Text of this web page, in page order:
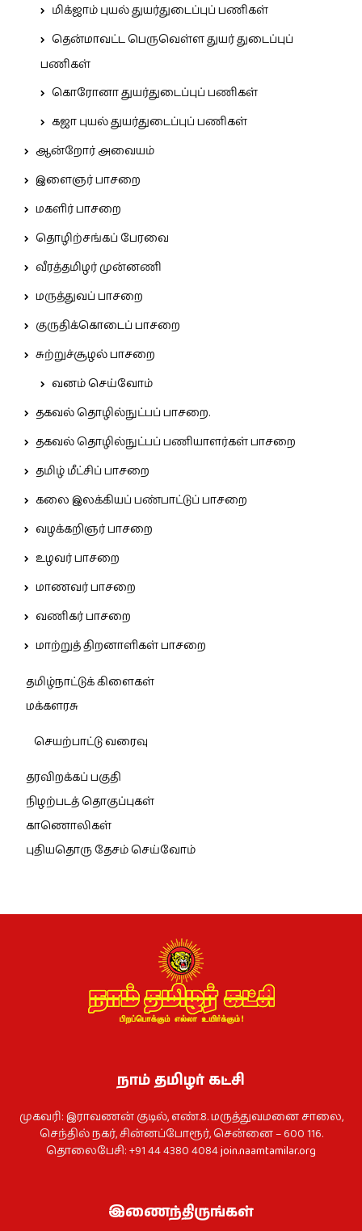
மிக்ஜாம் புயல் துயர்துடைப்புப் பணிகள்
தென்மாவட்ட பெருவெள்ள துயர் துடைப்புப்
பணிகள்
கொரோனா துயர்துடைப்புப் பணிகள்
கஜா புயல் துயர்துடைப்புப் பணிகள்
ஆன்றோர் அவையம்
இளைஞர் பாசறை
மகளிர் பாசறை
தொழிற்சங்கப் பேரவை
வீரத்தமிழர் முன்னணி
மருத்துவப் பாசறை
குருதிக்கொடைப் பாசறை
சுற்றுச்சூழல் பாசறை
வனம் செய்வோம்
தகவல் தொழில்நுட்பப் பாசறை.
தகவல் தொழில்நுட்பப் பணியாளர்கள் பாசறை
தமிழ் மீட்சிப் பாசறை
கலை இலக்கியப் பண்பாட்டுப் பாசறை
வழக்கறிஞர் பாசறை
உழவர் பாசறை
மாணவர் பாசறை
வணிகர் பாசறை
மாற்றுத் திறனாளிகள் பாசறை
தமிழ்நாட்டுக் கிளைகள்
மக்களரசு
செயற்பாட்டு வரைவு
தரவிறக்கப் பகுதி
நிழற்படத் தொகுப்புகள்
காணொலிகள்
புதியதொரு தேசம் செய்வோம்
நாம் தமிழர் கட்சி
முகவரி: இராவணன் குடில், எண்.8. மருத்துவமனை சாலை,
செந்தில் நகர், சின்னப்போரூர், சென்னை – 600 116.
தொலைபேசி: +91 44 4380 4084join.naamtamilar.org
இணைந்திருங்கள்